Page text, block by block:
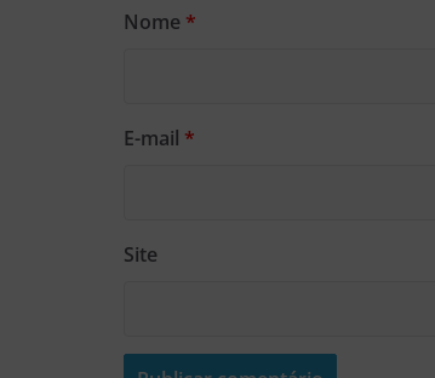
Nome *
E-mail *
Site